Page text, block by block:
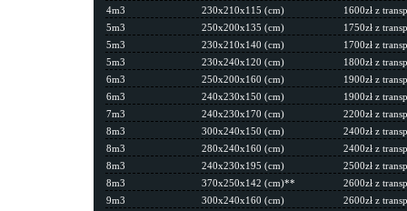
4m3
230x210x115 (cm)
1600zł z
5m3
250x200x135 (cm)
1750zł z
5m3
230x210x140 (cm)
1700zł z
5m3
230x240x120 (cm)
1800zł z
6m3
250x200x160 (cm)
1900zł z
6m3
240x230x150 (cm)
1900zł z
7m3
240x230x170 (cm)
2200zł z
8m3
300x240x150 (cm)
2400zł z
8m3
280x240x160 (cm)
2400zł z
8m3
240x230x195 (cm)
2500zł z
8m3
370x250x142 (cm)**
2600zł z
9m3
300x240x160 (cm)
2600zł z